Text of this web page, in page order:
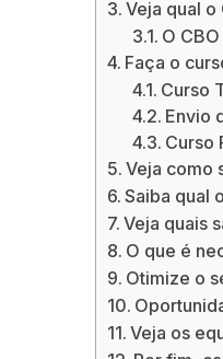
Veja qual
O
Faça o
Curso
Envio
Curso
Veja como
Saiba qual
Veja quais
O que é
Otimize o
Veja os